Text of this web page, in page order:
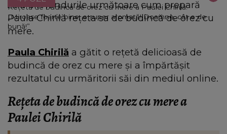
Rețeta de budincă de orez cu mere a Paulei Chirilă:
„Miroase foarte bine, e super aromată! Doamne, cât e de
bună!”
Află din rândurile următoare cum prepară
Paula Chirilă rețeta sa de budincă de orez cu
mere.
Paula Chirilă a gătit o rețetă delicioasă de
budincă de orez cu mere și a împărtășit
rezultatul cu urmăritorii săi din mediul online.
Rețeta de budincă de orez cu mere a
Paulei Chirilă